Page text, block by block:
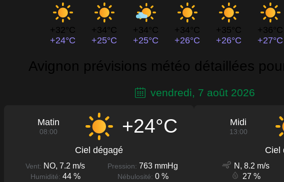
+32°C
+24°C
+34°C
+25°C
+34°C
+25°C
+34°C
+26°C
+35°C
+26°C
+36°C
+27°C
Avignon prévisions météo détaillées
vendredi, 7 août 2026
Matin
08:00 +24°C
Ciel dégagé
Vent: NO, 7.2 m/s Pression: 763 mmHg
Humidité: 44 % Nébulosité: 0 %
Midi
13:00
Ciel
N, 8.2 m/s
27 %